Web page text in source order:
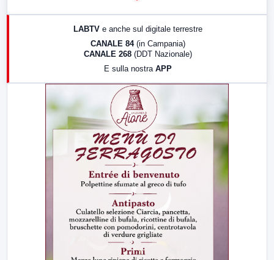
LABTV e anche sul digitale terrestre
CANALE 84 (in Campania)
CANALE 268 (DDT Nazionale)
E sulla nostra APP